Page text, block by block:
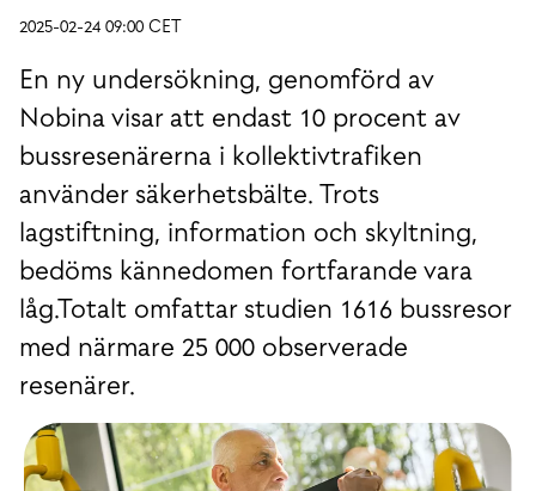
2025-02-24 09:00 CET
En ny undersökning, genomförd av
Nobina visar att endast 10 procent av
bussresenärerna i kollektivtrafiken
använder säkerhetsbälte. Trots
lagstiftning, information och skyltning,
bedöms kännedomen fortfarande vara
låg.Totalt omfattar studien 1616 bussresor
med närmare 25 000 observerade
resenärer.